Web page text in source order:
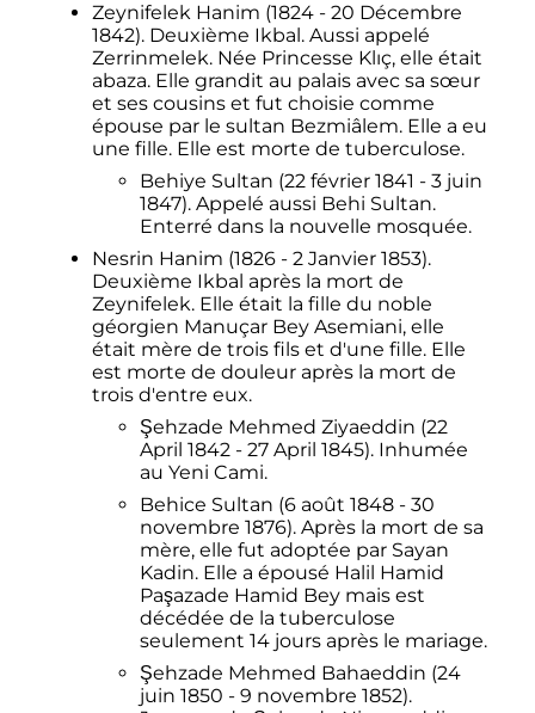
Zeynifelek Hanim (1824 - 20 Décembre
1842). Deuxième Ikbal. Aussi appelé
Zerrinmelek. Née Princesse Klıç, elle était
abaza. Elle grandit au palais avec sa sœur
et ses cousins et fut choisie comme
épouse par le sultan Bezmiâlem. Elle a eu
une fille. Elle est morte de tuberculose.
Behiye Sultan (22 février 1841 - 3 juin
1847). Appelé aussi Behi Sultan.
Enterré dans la nouvelle mosquée.
Nesrin Hanim (1826 - 2 Janvier 1853).
Deuxième Ikbal après la mort de
Zeynifelek. Elle était la fille du noble
géorgien Manuçar Bey Asemiani, elle
était mère de trois fils et d'une fille. Elle
est morte de douleur après la mort de
trois d'entre eux.
Şehzade Mehmed Ziyaeddin (22
April 1842 - 27 April 1845). Inhumée
au Yeni Cami.
Behice Sultan (6 août 1848 - 30
novembre 1876). Après la mort de sa
mère, elle fut adoptée par Sayan
Kadin. Elle a épousé Halil Hamid
Paşazade Hamid Bey mais est
décédée de la tuberculose
seulement 14 jours après le mariage.
Şehzade Mehmed Bahaeddin (24
juin 1850 - 9 novembre 1852).